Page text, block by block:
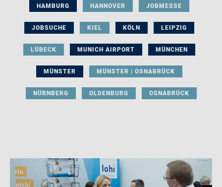
HAMBURG HANNOVER JOBMESSE
JOBSUCHE KIEL KÖLN LEIPZIG
LÜBECK MUNICH AIRPORT MÜNCHEN
MÜNSTER MÜNSTER | OSNABRÜCK
NÜRNBERG OLDENBURG OSNABRÜCK